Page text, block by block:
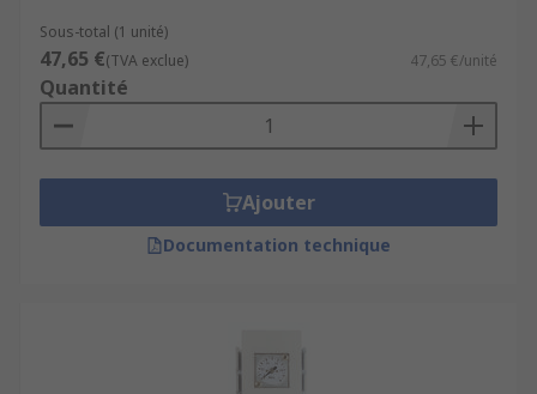
Sous-total (1 unité)
47,65 €(TVA exclue) 47,65 €/unité
Quantité
Ajouter
Documentation technique